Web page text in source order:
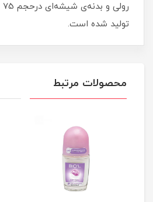
تولید شده است.
محصولات مرتبط